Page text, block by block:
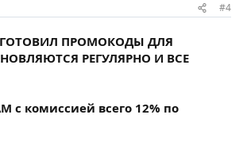
#4
ПРОМОКОДЫ ДЛЯ
РЕГУЛЯРНО И ВСЕ
с комиссией всего 12% по